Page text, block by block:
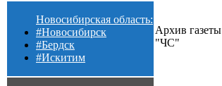
Новосибирская область:
#Новосибирск
#Бердск
#Искитим
Архив газеты
"ЧС"